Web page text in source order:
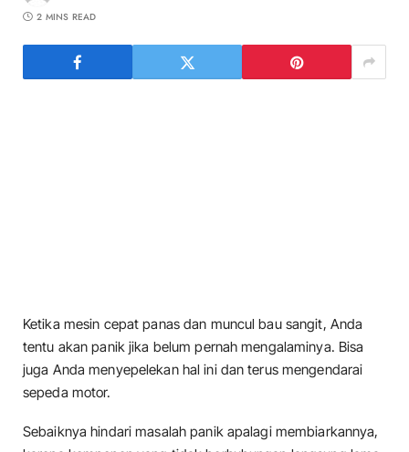
2 MINS READ
Ketika mesin cepat panas dan muncul bau sangit, Anda
tentu akan panik jika belum pernah mengalaminya. Bisa
juga Anda menyepelekan hal ini dan terus mengendarai
sepeda motor.
Sebaiknya hindari masalah panik apalagi membiarkannya,